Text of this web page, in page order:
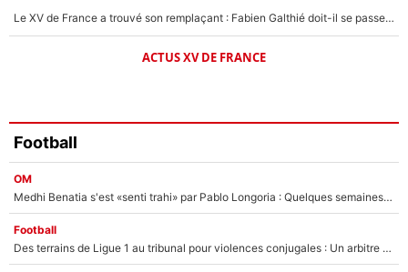
Le XV de France a trouvé son remplaçant : Fabien Galthié doit-il se passer d'Antoine Dupont ?
ACTUS XV DE FRANCE
Football
OM
Medhi Benatia s'est «senti trahi» par Pablo Longoria : Quelques semaines après son départ, l'ancien directeur de football de l'OM règle ses comptes
Football
Des terrains de Ligue 1 au tribunal pour violences conjugales : Un arbitre français encourt une peine de 18 mois de prison !